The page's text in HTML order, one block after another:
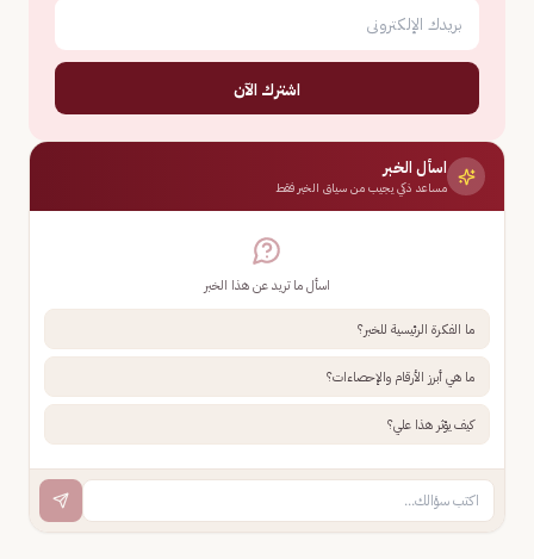
اشترك الآن
اسأل الخبر
مساعد ذكي يجيب من سياق الخبر فقط
اسأل ما تريد عن هذا الخبر
ما الفكرة الرئيسية للخبر؟
ما هي أبرز الأرقام والإحصاءات؟
كيف يؤثر هذا علي؟